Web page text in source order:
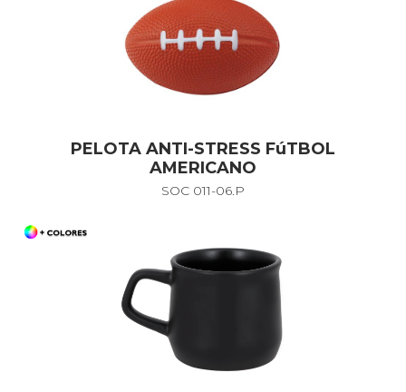
PELOTA ANTI-STRESS FúTBOL
AMERICANO
SOC 011-06.P